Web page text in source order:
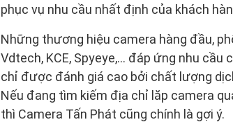
phục vụ nhu cầu nhất định của khách
Những thương hiệu camera hàng đầu,
Vdtech, KCE, Spyeye,… đáp ứng nhu
chỉ được đánh giá cao bởi chất lượng
Nếu đang tìm kiếm địa chỉ lăp camera
thì Camera Tấn Phát cũng chính là gợi ý.